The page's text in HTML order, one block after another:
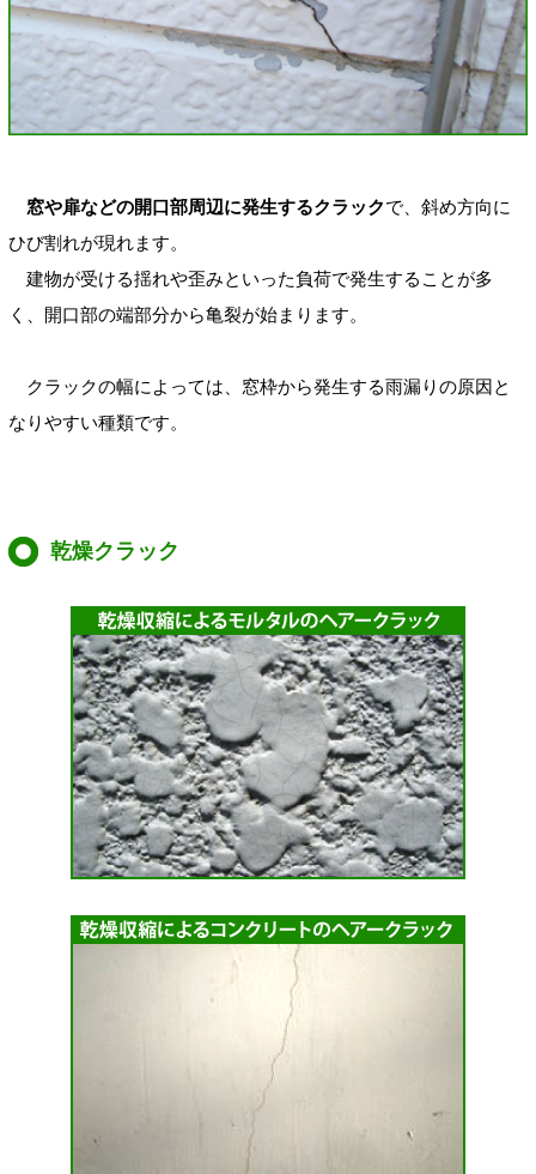
窓や扉などの開口部周辺に発生するクラックで、斜め方向に
ひび割れが現れます。
建物が受ける揺れや歪みといった負荷で発生することが多
く、開口部の端部分から亀裂が始まります。
クラックの幅によっては、窓枠から発生する雨漏りの原因と
なりやすい種類です。
乾燥クラック